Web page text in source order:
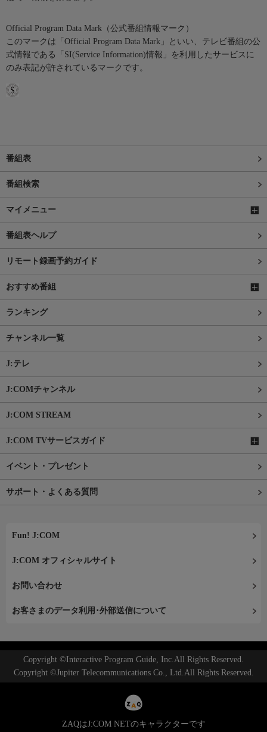
Official Program Data Mark（公式番組情報マーク）
このマークは「Official Program Data Mark」といい、テレビ番組の公
式情報である「SI(Service Information)情報」を利用したサービスに
のみ表記が許されているマークです。
番組表
番組検索
マイメニュー
番組表ヘルプ
リモート録画予約ガイド
おすすめ番組
ランキング
チャンネル一覧
J:テレ
J:COMチャンネル
J:COM STREAM
J:COM TVサービスガイド
イベント・プレゼント
サポート・よくある質問
Fun! J:COM
J:COM オフィシャルサイト
お問い合わせ
お客さまのデータ利用･外部送信について
Copyright ©Interactive Program Guide, Inc.All Rights Reserved.
Copyright ©Jupiter Telecommunications Co., Ltd.All Rights Reserved.
ZAQはJ:COM NETのキャラクターです